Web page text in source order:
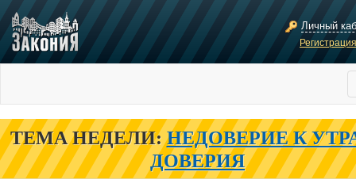
Личный
ТЕМА НЕДЕЛИ: НЕДОВЕРИЕ К
ДОВЕРИЯ